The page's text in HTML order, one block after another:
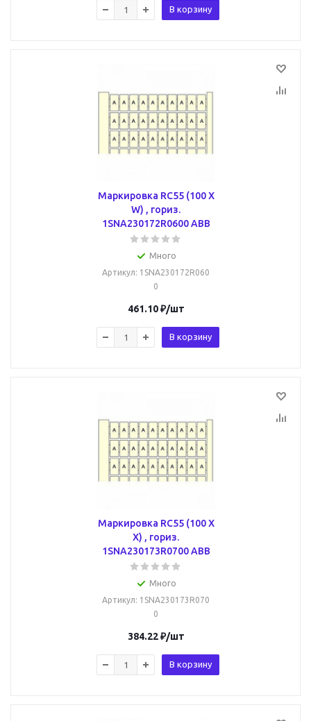
В корзину
Маркировка RC55 (100 X
W) , гориз.
1SNA230172R0600 ABB
Много
Артикул: 1SNA230172R060
0
461.10₽/шт
В корзину
Маркировка RC55 (100 X
X) , гориз.
1SNA230173R0700 ABB
Много
Артикул: 1SNA230173R070
0
384.22₽/шт
В корзину